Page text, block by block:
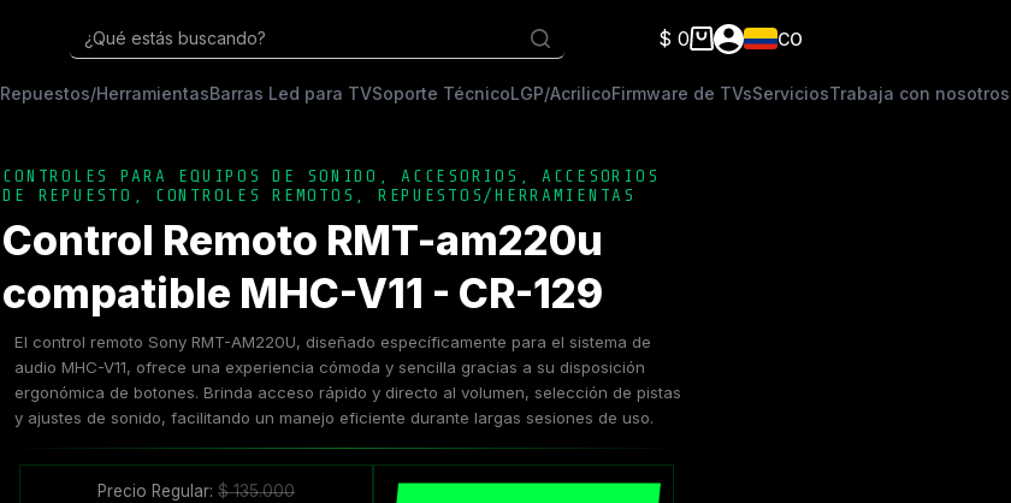
¿Qué estás buscando?
Carro
compra
$ 0 CO
Repuestos/HerramientasBarras Led para TVSoporte TécnicoLGP/AcrilicoFirmware de TVsServiciosTrabaja con nosotros
CONTROLES PARA EQUIPOS DE SONIDO ACCESORIOS
ACCESORIOS
DE REPUESTO
CONTROLES REMOTOS REPUESTOS/HERRAMIENTAS
Control Remoto RMT-am220u
compatible MHC-V11 - CR-129
El control remoto Sony RMT-AM220U, diseñado específicamente para el sistema de
audio MHC-V11, ofrece una experiencia cómoda y sencilla gracias a su disposición
ergonómica de botones. Brinda acceso rápido y directo al volumen, selección de pistas
y ajustes de sonido, facilitando un manejo eficiente durante largas sesiones de uso.
Precio Regular:$135.000